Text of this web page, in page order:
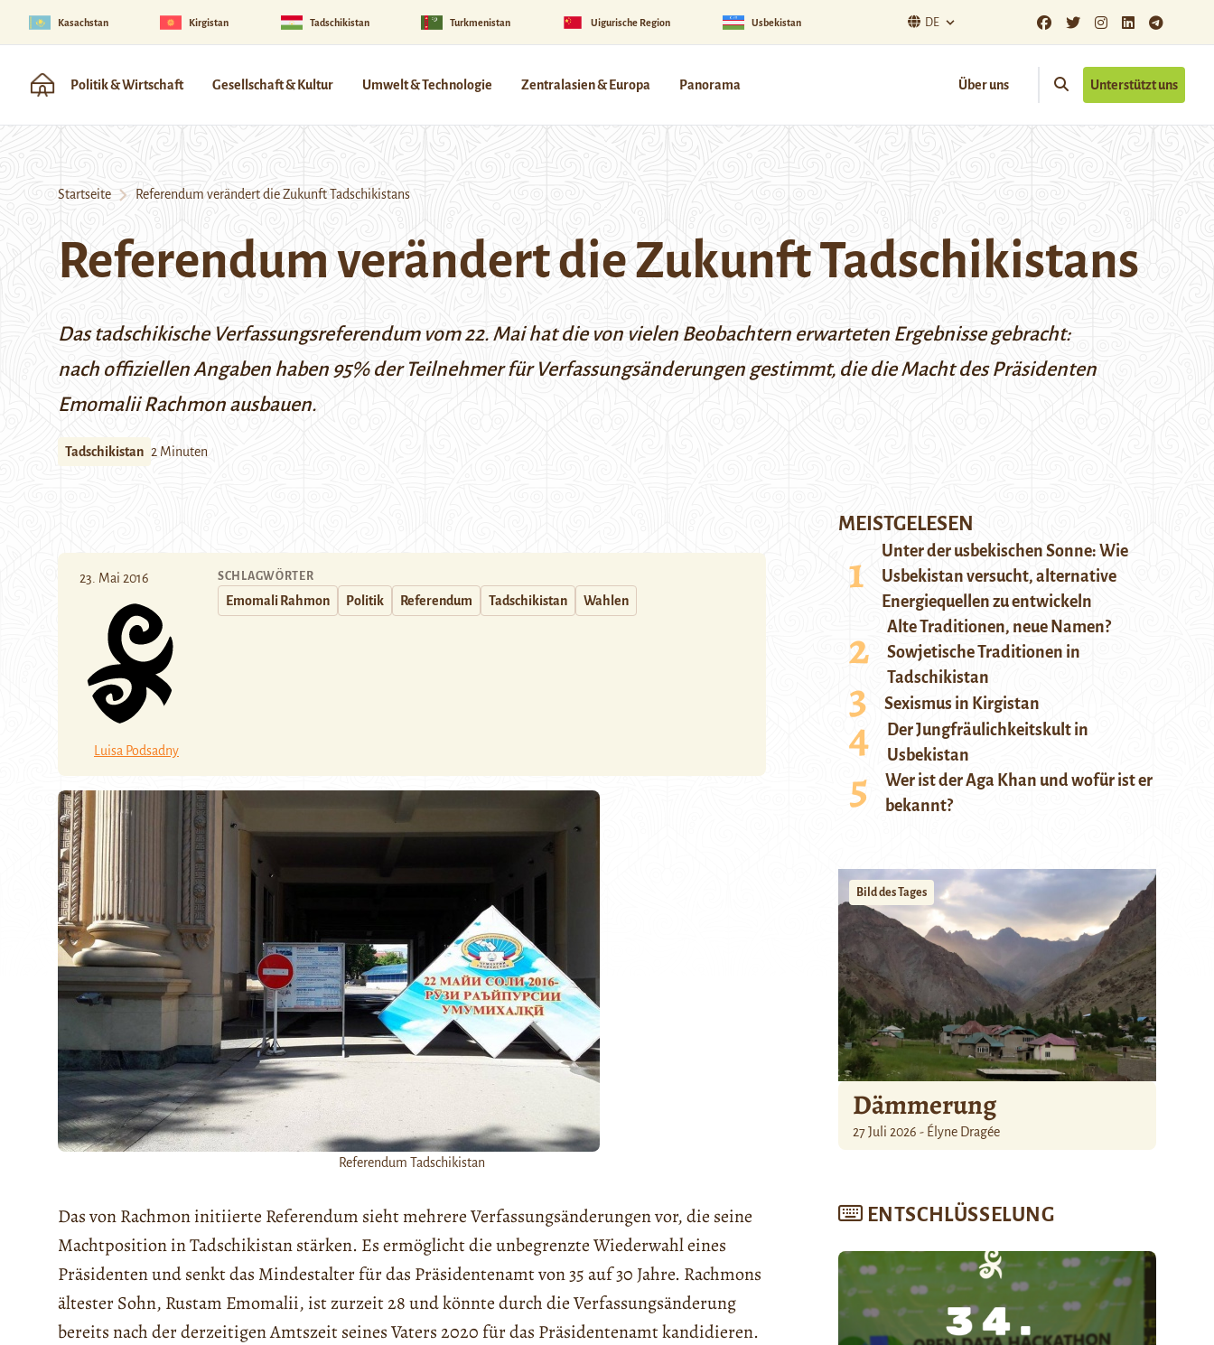
Kasachstan Kirgistan Tadschikistan Turkmenistan Uigurische Region Usbekistan DE
Politik & Wirtschaft Gesellschaft & Kultur Umwelt & Technologie Zentralasien & Europa Panorama Über uns Unterstützt uns
Startseite Referendum verändert die Zukunft Tadschikistans
Referendum verändert die Zukunft Tadschikistans
Das tadschikische Verfassungsreferendum vom 22. Mai hat die von vielen Beobachtern erwarteten Ergebnisse gebracht:
nach offiziellen Angaben haben 95% der Teilnehmer für Verfassungsänderungen gestimmt, die die Macht des Präsidenten
Emomalii Rachmon ausbauen.
Tadschikistan 2 Minuten
23. Mai 2016
Luisa Podsadny
SCHLAGWÖRTER
Emomali Rahmon Politik Referendum Tadschikistan Wahlen
Referendum Tadschikistan
Das von Rachmon initiierte Referendum sieht mehrere Verfassungsänderungen vor, die seine
Machtposition in Tadschikistan stärken. Es ermöglicht die unbegrenzte Wiederwahl eines
Präsidenten und senkt das Mindestalter für das Präsidentenamt von 35 auf 30 Jahre. Rachmons
ältester Sohn, Rustam Emomalii, ist zurzeit 28 und könnte durch die Verfassungsänderung
bereits nach der derzeitigen Amtszeit seines Vaters 2020 für das Präsidentenamt kandidieren.
MEISTGELESEN
Unter der usbekischen Sonne: Wie
Usbekistan versucht, alternative
Energiequellen zu entwickeln
Alte Traditionen, neue Namen?
Sowjetische Traditionen in
Tadschikistan
Sexismus in Kirgistan
Der Jungfräulichkeitskult in
Usbekistan
Wer ist der Aga Khan und wofür ist er
bekannt?
Bild des Tages
Dämmerung
27 Juli 2026 - Élyne Dragée
ENTSCHLÜSSELUNG